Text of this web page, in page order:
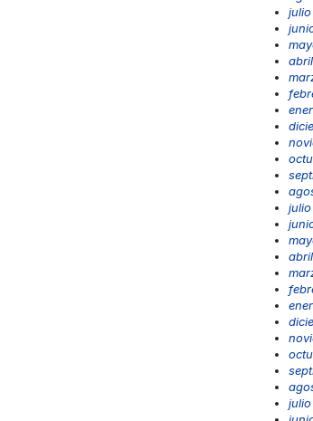
julio
julio
julio